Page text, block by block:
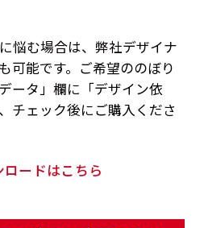
悩む場合は、弊社デザイナ
可能です。ご希望ののぼり
ータ」欄に「デザイン依
チェック後にご購入くださ
ードはこちら